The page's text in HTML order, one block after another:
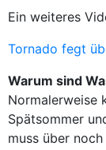
Ein weiteres
Tornado fegt
Warum sind
Normalerweise
Spätsommer
muss über